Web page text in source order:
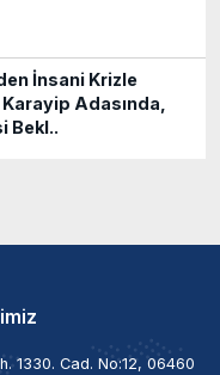
İnsani Krizle
Adasında,
Bekl..
1330. Cad. No:12, 06460